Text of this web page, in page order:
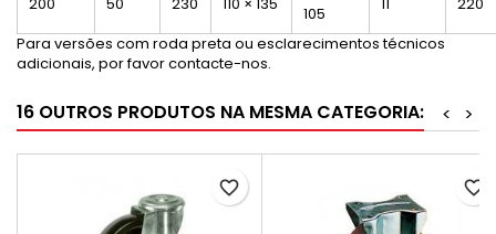
105
Para versões com roda preta ou esclarecimentos técnicos
adicionais, por favor contacte-nos.
16 OUTROS PRODUTOS NA MESMA CATEGORIA: >
<
favorite_border favorite_border